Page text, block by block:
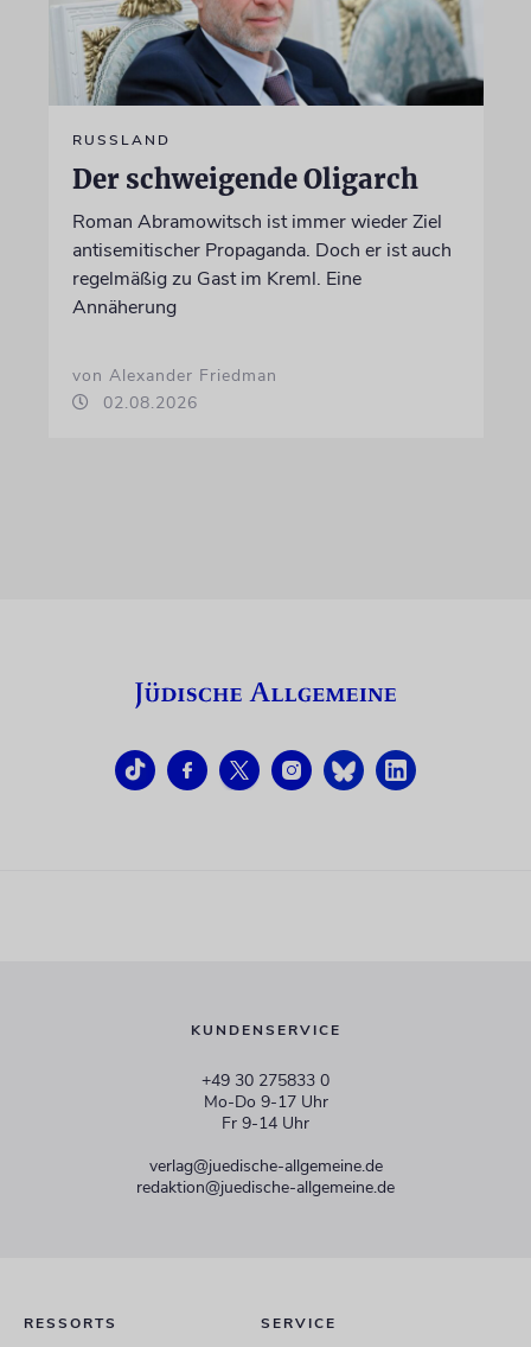
RUSSLAND
Der schweigende Oligarch
Roman Abramowitsch ist immer wieder Ziel
antisemitischer Propaganda. Doch er ist auch
regelmäßig zu Gast im Kreml. Eine
Annäherung
von Alexander Friedman
02.08.2026
KUNDENSERVICE
+49 30 275833 0
Mo-Do 9-17 Uhr
Fr 9-14 Uhr
verlag@juedische-allgemeine.de
redaktion@juedische-allgemeine.de
RESSORTS SERVICE